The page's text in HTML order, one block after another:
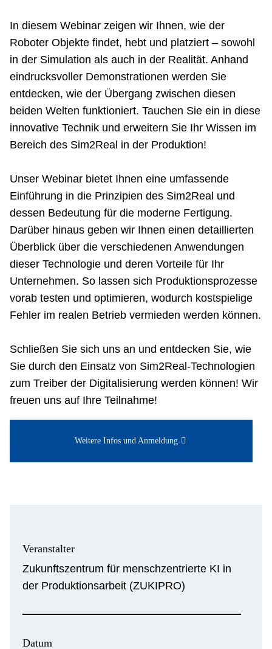
In diesem Webinar zeigen wir Ihnen, wie der
Roboter Objekte findet, hebt und platziert – sowohl
in der Simulation als auch in der Realität. Anhand
eindrucksvoller Demonstrationen werden Sie
entdecken, wie der Übergang zwischen diesen
beiden Welten funktioniert. Tauchen Sie ein in diese
innovative Technik und erweitern Sie Ihr Wissen im
Bereich des Sim2Real in der Produktion!
Unser Webinar bietet Ihnen eine umfassende
Einführung in die Prinzipien des Sim2Real und
dessen Bedeutung für die moderne Fertigung.
Darüber hinaus geben wir Ihnen einen detaillierten
Überblick über die verschiedenen Anwendungen
dieser Technologie und deren Vorteile für Ihr
Unternehmen. So lassen sich Produktionsprozesse
vorab testen und optimieren, wodurch kostspielige
Fehler im realen Betrieb vermieden werden können.
Schließen Sie sich uns an und entdecken Sie, wie
Sie durch den Einsatz von Sim2Real-Technologien
zum Treiber der Digitalisierung werden können! Wir
freuen uns auf Ihre Teilnahme!
Weitere Infos und Anmeldung
Veranstalter
Zukunftszentrum für menschzentrierte KI in
der Produktionsarbeit (ZUKIPRO)
Datum